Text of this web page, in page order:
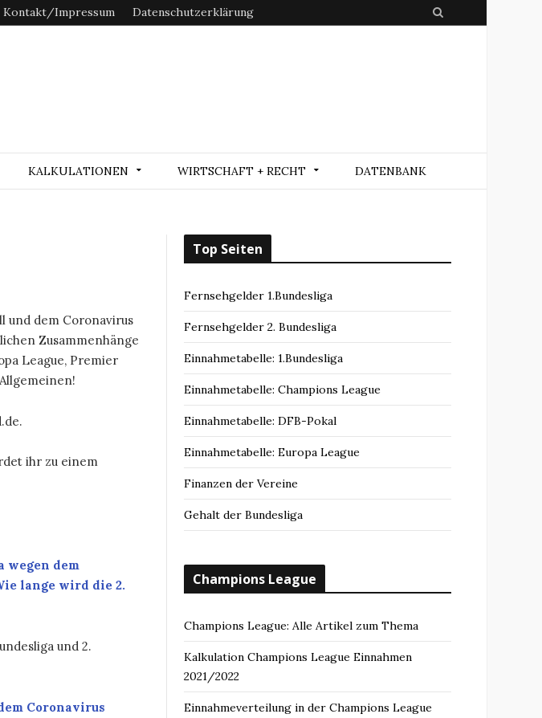
Kontakt/Impressum Datenschutzerklärung
KALKULATIONEN WIRTSCHAFT + RECHT DATENBANK
und dem Coronavirus
Zusammenhänge
League, Premier
ihr zu einem
wegen dem
lange wird die 2.
und 2.
Coronavirus
Top Seiten
Fernsehgelder 1.Bundesliga
Fernsehgelder 2. Bundesliga
Einnahmetabelle: 1.Bundesliga
Einnahmetabelle: Champions League
Einnahmetabelle: DFB-Pokal
Einnahmetabelle: Europa League
Finanzen der Vereine
Gehalt der Bundesliga
Champions League
Champions League: Alle Artikel zum Thema
Kalkulation Champions League Einnahmen
2021/2022
Einnahmeverteilung in der Champions League